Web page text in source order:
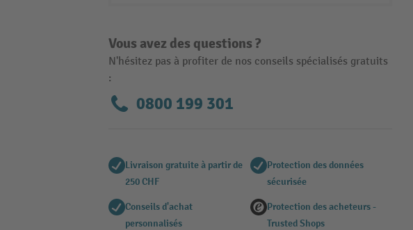
Vous avez des questions ?
N'hésitez pas à profiter de nos conseils spécialisés gratuits
:
0800 199 301
Livraison gratuite à partir de
250 CHF
Protection des données
sécurisée
Conseils d'achat
personnalisés
Protection des acheteurs -
Trusted Shops